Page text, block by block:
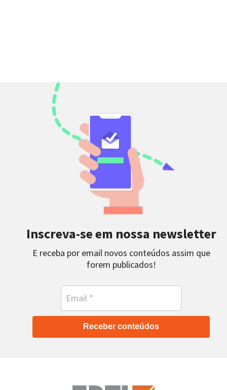
Inscreva-se em nossa newsletter
E receba por email novos conteúdos assim que
forem publicados!
Receber conteúdos